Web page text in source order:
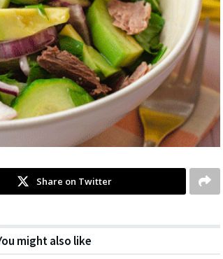
Share on Twitter
might also like